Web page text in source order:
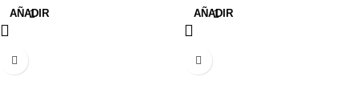
AÑADIR AÑADIR